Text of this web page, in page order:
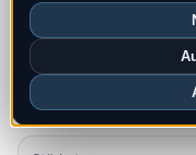
Beben diesen Monat
0
Neueste UTC: 2026-07-